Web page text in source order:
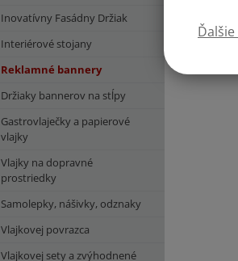
Inovatívny Fasádny Držiak
Interiérové stojany
Reklamné bannery
Držiaky bannerov na stĺpy
Gastrovlaječky a papierové
vlajky
Vlajky na dopravné
prostriedky
Samolepky, nášivky, odznaky
Vlajkovej povrazca
Vlajkovej sety a zvýhodnené